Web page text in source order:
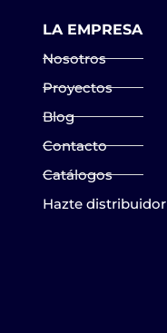
LA EMPRESA
Nosotros
Proyectos
Blog
Contacto
Catálogos
Hazte distribuidor